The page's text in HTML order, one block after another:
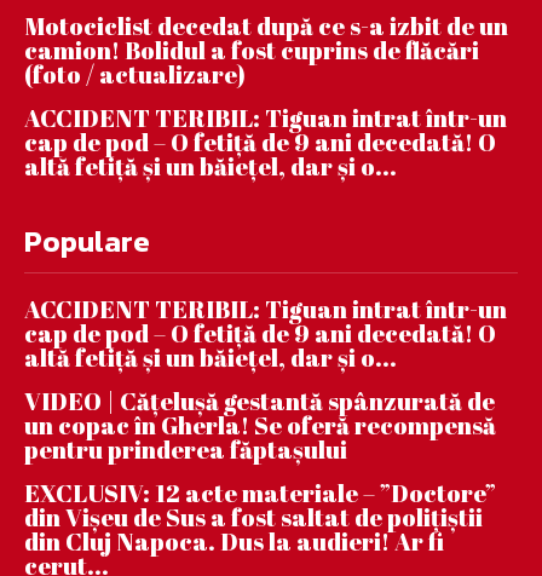
Motociclist decedat după ce s-a izbit de un
camion! Bolidul a fost cuprins de flăcări
(foto / actualizare)
ACCIDENT TERIBIL: Tiguan intrat într-un
cap de pod – O fetiță de 9 ani decedată! O
altă fetiță și un băiețel, dar și o...
Populare
ACCIDENT TERIBIL: Tiguan intrat într-un
cap de pod – O fetiță de 9 ani decedată! O
altă fetiță și un băiețel, dar și o...
VIDEO | Căţeluşă gestantă spânzurată de
un copac în Gherla! Se oferă recompensă
pentru prinderea făptaşului
EXCLUSIV: 12 acte materiale – ”Doctore”
din Vișeu de Sus a fost saltat de polițiștii
din Cluj Napoca. Dus la audieri! Ar fi
cerut...